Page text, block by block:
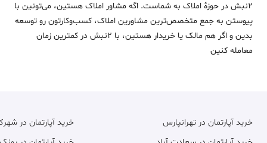
2نبش در حوزۀ املاک به شماست. اگه مشاور املاک هستین، می‌تونین با
پیوستن به جمع متخصص‌ترین مشاورین املاک، کسب‌وکارتون رو توسعه
بدین و اگر هم مالک یا خریدار هستین، با 2نبش در کمترین زمان
معامله‌ کنین
خرید آپارتمان در تهرانپارس
خرید آپارتمان در